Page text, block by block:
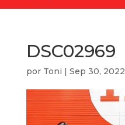
DSC02969
por Toni | Sep 30, 2022